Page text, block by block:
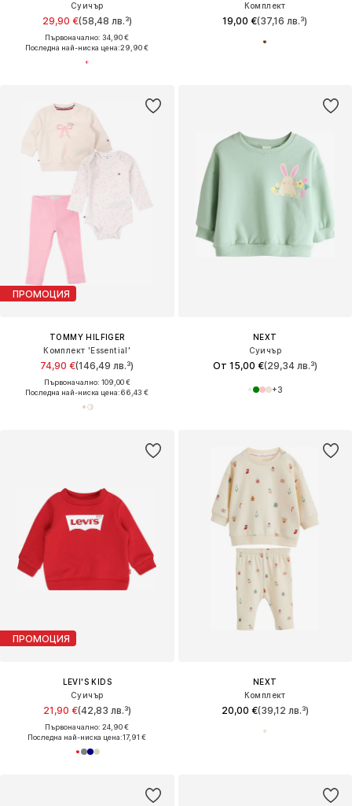
Суичър
29,90 €(58,48 лв.³)
Първоначално: 34,90 €
Последна най-ниска цена:29,90 €
Комплект
19,00 €(37,16 лв.³)
ПРОМОЦИЯ
TOMMY HILFIGER
Комплект 'Essential'
74,90 €(146,49 лв.³)
Първоначално: 109,00 €
Последна най-ниска цена:66,43 €
NEXT
Суичър
От 15,00 €(29,34 лв.³)
+3
ПРОМОЦИЯ
LEVI'S KIDS
Суичър
21,90 €(42,83 лв.³)
Първоначално: 24,90 €
Последна най-ниска цена:17,91 €
NEXT
Комплект
20,00 €(39,12 лв.³)